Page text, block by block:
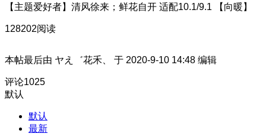
【主题爱好者】清风徐来；鲜花自开 适配10.1/9.1 【向暖】
128202阅读
本帖最后由 ヤえ゛花禾、 于 2020-9-10 14:48 编辑
评论1025
默认
默认
最新